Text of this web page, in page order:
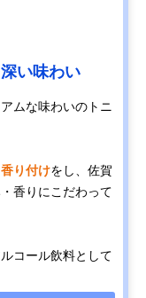
い味わい
ムな味わいのトニ
り付けをし、佐賀
香りにこだわって
コール飲料として